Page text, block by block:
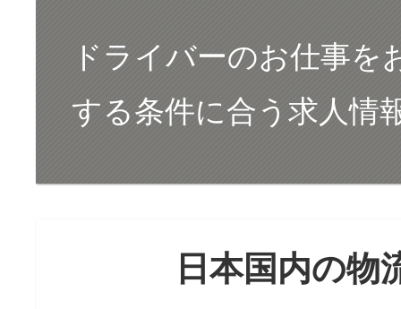
ドライバーのお仕事
する条件に合う求人情
日本国内の物